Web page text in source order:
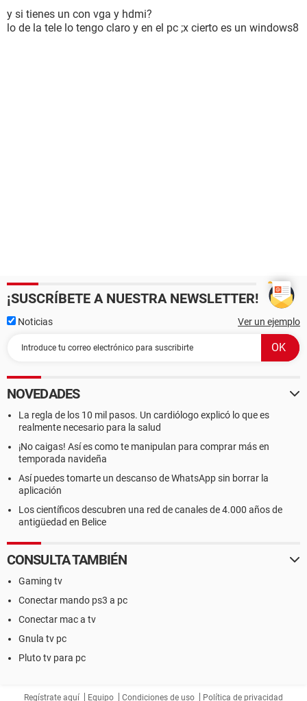
y si tienes un con vga y hdmi?
lo de la tele lo tengo claro y en el pc ;x cierto es un windows8
¡SUSCRÍBETE A NUESTRA NEWSLETTER!
Noticias Ver un ejemplo
NOVEDADES
La regla de los 10 mil pasos. Un cardiólogo explicó lo que es
realmente necesario para la salud
¡No caigas! Así es como te manipulan para comprar más en
temporada navideña
Así puedes tomarte un descanso de WhatsApp sin borrar la
aplicación
Los científicos descubren una red de canales de 4.000 años de
antigüedad en Belice
CONSULTA TAMBIÉN
Gaming tv
Conectar mando ps3 a pc
Conectar mac a tv
Gnula tv pc
Pluto tv para pc
Regístrate aquí Equipo Condiciones de uso Política de privacidad